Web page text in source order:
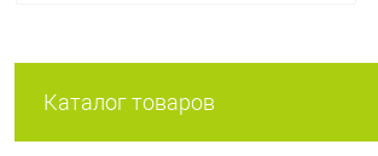
Каталог товаров